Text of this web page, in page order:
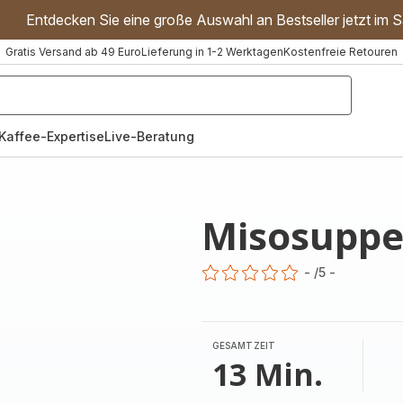
Entdecken Sie eine große Auswahl an Bestseller jetzt im
Gratis Versand ab 49 EuroLieferung in 1-2 WerktagenKostenfreie Retouren
Kaffee-ExpertiseLive-Beratung
Misosuppe
- /5 -
GESAMTZEIT
13 Min.